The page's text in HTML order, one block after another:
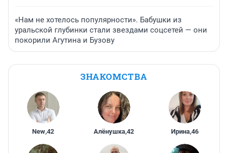
«Нам не хотелось популярности». Бабушки из
уральской глубинки стали звездами соцсетей — они
покорили Агутина и Бузову
ЗНАКОМСТВА
New,42 Алёнушка,42 Ирина,46